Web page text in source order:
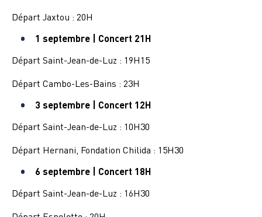
Départ Jaxtou : 20H
1 septembre | Concert 21H
Départ Saint-Jean-de-Luz : 19H15
Départ Cambo-Les-Bains : 23H
3 septembre | Concert 12H
Départ Saint-Jean-de-Luz : 10H30
Départ Hernani, Fondation Chilida : 15H30
6 septembre | Concert 18H
Départ Saint-Jean-de-Luz : 16H30